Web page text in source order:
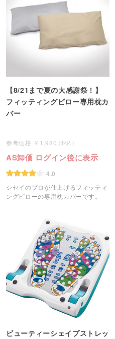
【8/21まで夏の大感謝祭！】
フィッティングピロー専用枕カ
バー
1,980
AS卸価 ログイン後に表示
4.0
シセイのプロが仕上げるフィッティ
ングピローの専用枕カバーです。
ビューティーシェイプストレッ